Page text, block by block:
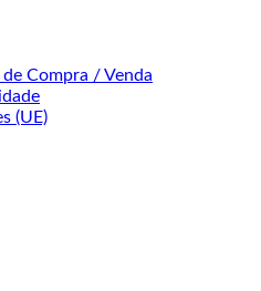
Compra / Venda
(UE)